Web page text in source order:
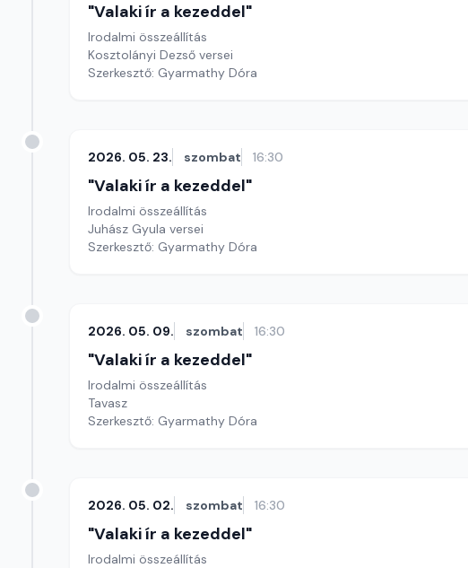
"Valaki ír a kezeddel"
Irodalmi összeállítás
Kosztolányi Dezső versei
Szerkesztő: Gyarmathy Dóra
2026. 05. 23. szombat 16:30
"Valaki ír a kezeddel"
Irodalmi összeállítás
Juhász Gyula versei
Szerkesztő: Gyarmathy Dóra
2026. 05. 09. szombat 16:30
"Valaki ír a kezeddel"
Irodalmi összeállítás
Tavasz
Szerkesztő: Gyarmathy Dóra
2026. 05. 02. szombat 16:30
"Valaki ír a kezeddel"
Irodalmi összeállítás